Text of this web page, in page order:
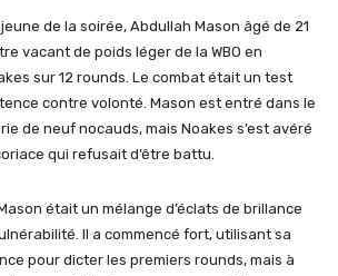
de la soirée, Abdullah Mason âgé de 21
vacant de poids léger de la WBO en
sur 12 rounds. Le combat était un test
contre volonté. Mason est entré dans le
de neuf nocauds, mais Noakes s’est avéré
qui refusait d’être battu.
était un mélange d’éclats de brillance
Il a commencé fort, utilisant sa
pour dicter les premiers rounds, mais à